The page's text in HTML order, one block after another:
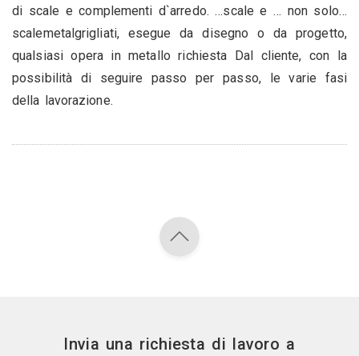
di scale e complementi d`arredo. …scale e … non solo…
scalemetalgrigliati, esegue da disegno o da progetto,
qualsiasi opera in metallo richiesta Dal cliente, con la
possibilità di seguire passo per passo, le varie fasi
della lavorazione.
Invia una richiesta di lavoro a